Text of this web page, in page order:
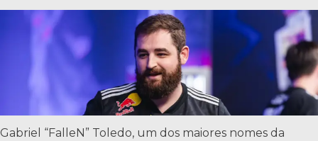
Gabriel “FalleN” Toledo, um dos maiores nomes da